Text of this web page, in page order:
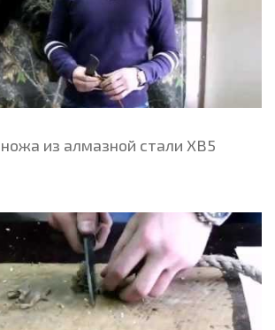
из алмазной стали ХВ5